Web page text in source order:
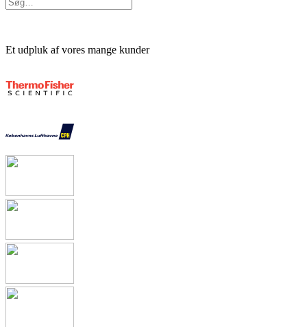
Et udpluk af vores mange kunder